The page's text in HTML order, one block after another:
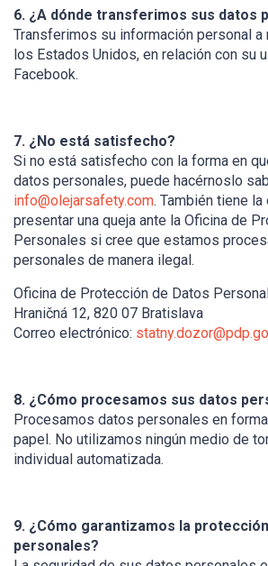
6. ¿A dónde transferimos sus datos
Transferimos su información personal a
los Estados Unidos, en relación con su
Facebook.
7. ¿No está satisfecho?
Si no está satisfecho con la forma en
datos personales, puede hacérnoslo
info@olejarsafety.com. También tiene
presentar una queja ante la Oficina de
Personales si cree que estamos
personales de manera ilegal.
Oficina de Protección de Datos
Hraničná 12, 820 07 Bratislava
Correo electrónico:
8. ¿Cómo procesamos sus datos
Procesamos datos personales en
papel. No utilizamos ningún medio de
individual automatizada.
9. ¿Cómo garantizamos la
personales?